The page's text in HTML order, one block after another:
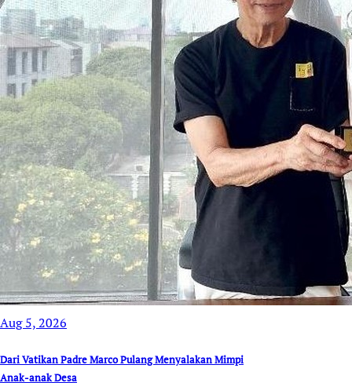
Aug 5, 2026
Dari Vatikan Padre Marco Pulang Menyalakan Mimpi
Anak-anak Desa